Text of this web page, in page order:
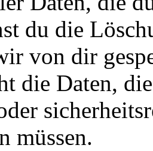
du die
von dir
die Daten,
müssen.